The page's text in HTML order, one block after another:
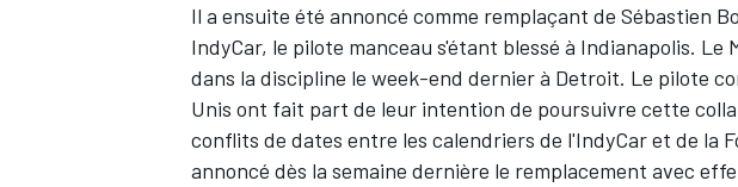
Il a ensuite été annoncé comme remplaçant de Sébastien
IndyCar, le pilote manceau s'étant blessé à Indianapolis. Le
dans la discipline le week-end dernier à Detroit. Le pilote
Unis ont fait part de leur intention de poursuivre cette
conflits de dates entre les calendriers de l'IndyCar et de la
annoncé dès la semaine dernière le remplacement avec